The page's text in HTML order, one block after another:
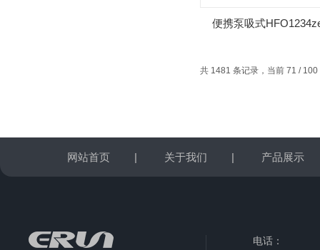
便携泵吸式
共 1481 条记录，当前 71 /
网站首页 | 关于我们 | 产品展示
电话：